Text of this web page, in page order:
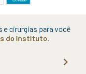
e cirurgias para você
do Instituto.